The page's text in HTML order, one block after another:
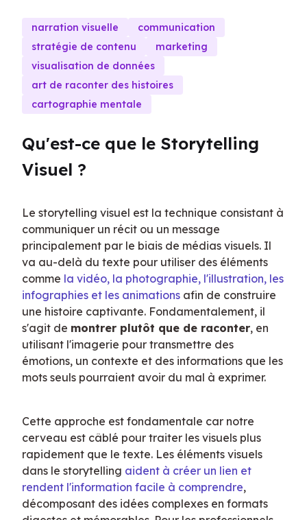
narration visuelle
communication
stratégie de contenu
marketing
visualisation de données
art de raconter des histoires
cartographie mentale
Qu'est-ce que le Storytelling
Visuel ?
Le storytelling visuel est la technique consistant à
communiquer un récit ou un message
principalement par le biais de médias visuels. Il
va au-delà du texte pour utiliser des éléments
comme la vidéo, la photographie, l'illustration, les
infographies et les animations afin de construire
une histoire captivante. Fondamentalement, il
s'agit de montrer plutôt que de raconter, en
utilisant l'imagerie pour transmettre des
émotions, un contexte et des informations que les
mots seuls pourraient avoir du mal à exprimer.
Cette approche est fondamentale car notre
cerveau est câblé pour traiter les visuels plus
rapidement que le texte. Les éléments visuels
dans le storytelling aident à créer un lien et
rendent l'information facile à comprendre,
décomposant des idées complexes en formats